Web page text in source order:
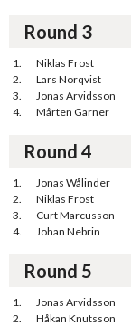
Round 3
1. Niklas Frost
2.
Lars Norqvist
3.
Jonas Arvidsson
4.
Mårten Garner
Round 4
1. Jonas Wålinder
2.
Niklas Frost
3.
Curt Marcusson
4.
Johan Nebrin
Round 5
1. Jonas Arvidsson
2.
Håkan Knutsson